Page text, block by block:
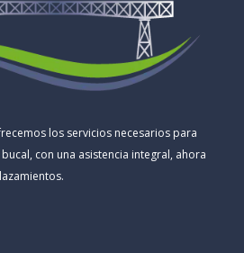
los servicios necesarios para
con una asistencia integral, ahora